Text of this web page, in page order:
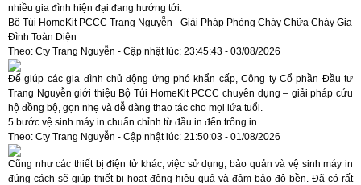
nhiều gia đình hiện đại đang hướng tới.
Bộ Túi HomeKit PCCC Trang Nguyễn - Giải Pháp Phòng Cháy Chữa Cháy Gia
Đình Toàn Diện
Theo: Cty Trang Nguyễn - Cập nhật lúc: 23:45:43 - 03/08/2026
Để giúp các gia đình chủ động ứng phó khẩn cấp, Công ty Cổ phần Đầu tư
Trang Nguyễn giới thiệu Bộ Túi HomeKit PCCC chuyên dụng – giải pháp cứu
hộ đồng bộ, gọn nhẹ và dễ dàng thao tác cho mọi lứa tuổi.
5 bước vệ sinh máy in chuẩn chỉnh từ đầu in đến trống in
Theo: Cty Trang Nguyễn - Cập nhật lúc: 21:50:03 - 01/08/2026
Cũng như các thiết bị điện tử khác, việc sử dụng, bảo quản và vệ sinh máy in
đúng cách sẽ giúp thiết bị hoạt động hiệu quả và đảm bảo độ bền. Đã có rất